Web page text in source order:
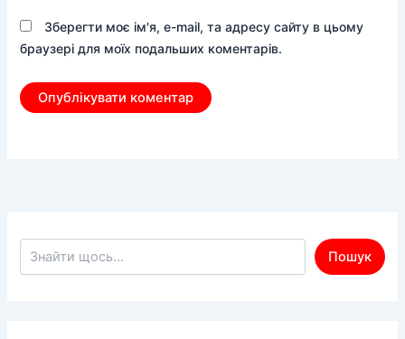
Зберегти моє ім'я, e-mail, та адресу сайту в цьому
браузері для моїх подальших коментарів.
Пошук по сайту
Пошук